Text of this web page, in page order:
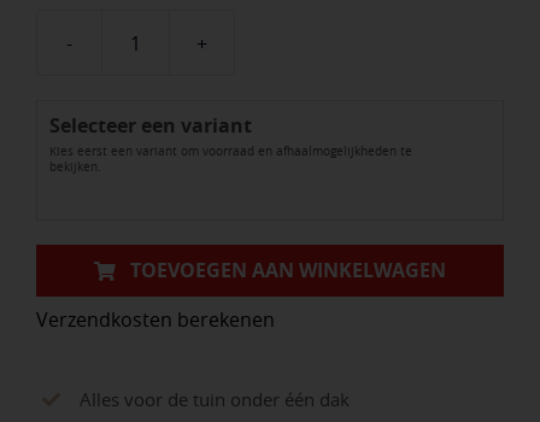
Strato
Brugge
aantal
Selecteer een variant
Kies eerst een variant om voorraad en afhaalmogelijkheden te
bekijken.
TOEVOEGEN AAN WINKELWAGEN
Verzendkosten berekenen
Alles voor de tuin onder één dak